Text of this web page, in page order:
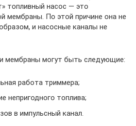
топливный насос — это
мембраны. По этой причине она не
и насосные каналы не
мембраны могут быть следующие:
работа триммера;
непригодного топлива;
в импульсный канал.